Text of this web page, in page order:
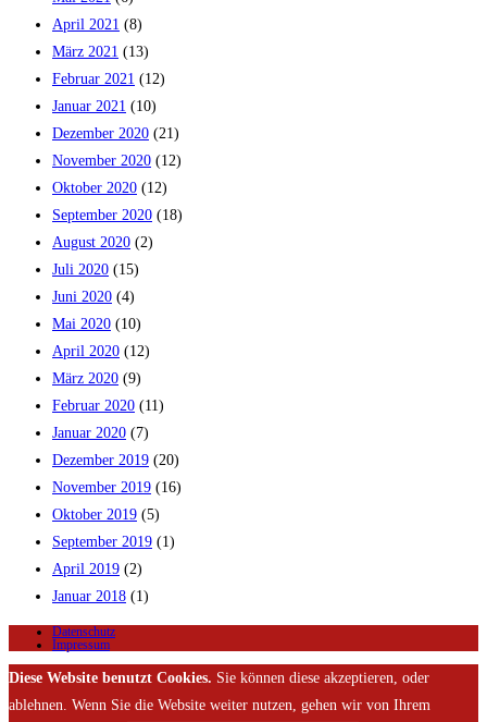
April 2021 (8)
März 2021 (13)
Februar 2021 (12)
Januar 2021 (10)
Dezember 2020 (21)
November 2020 (12)
Oktober 2020 (12)
September 2020 (18)
August 2020 (2)
Juli 2020 (15)
Juni 2020 (4)
Mai 2020 (10)
April 2020 (12)
März 2020 (9)
Februar 2020 (11)
Januar 2020 (7)
Dezember 2019 (20)
November 2019 (16)
Oktober 2019 (5)
September 2019 (1)
April 2019 (2)
Januar 2018 (1)
Datenschutz
Impressum
Diese Website benutzt Cookies. Sie können diese akzeptieren, oder
ablehnen. Wenn Sie die Website weiter nutzen, gehen wir von Ihrem